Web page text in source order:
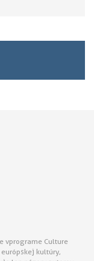
v programe Culture
európskej kultúry,